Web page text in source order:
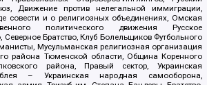
Движение против нелегальной иммиграции,
совести и о религиозных объединениях, Омская
политического движения Русское
Братство, Клуб Болельщиков Футбольного
Мусульманская религиозная организация
района Тюменской области, Община Коренного
района, Правый сектор, Украинская
– Украинская народная самооборона,